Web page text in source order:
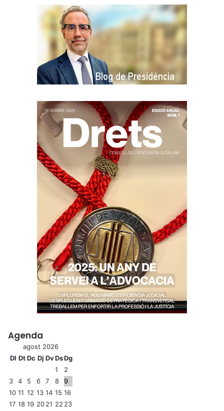
Agenda
agost 2026
Dl DtDc Dj DvDsDg
1
2
3
4 5 6 7 8
9
10 11 12 13 14 15 16
17 18 19 2021 22 23